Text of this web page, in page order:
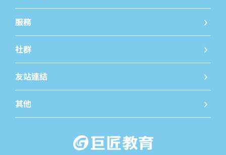
國小課程 國小
服務
線上發問 免費
社群
iWorld JR粉絲團
友站連結
巨匠教育 巨匠
其他